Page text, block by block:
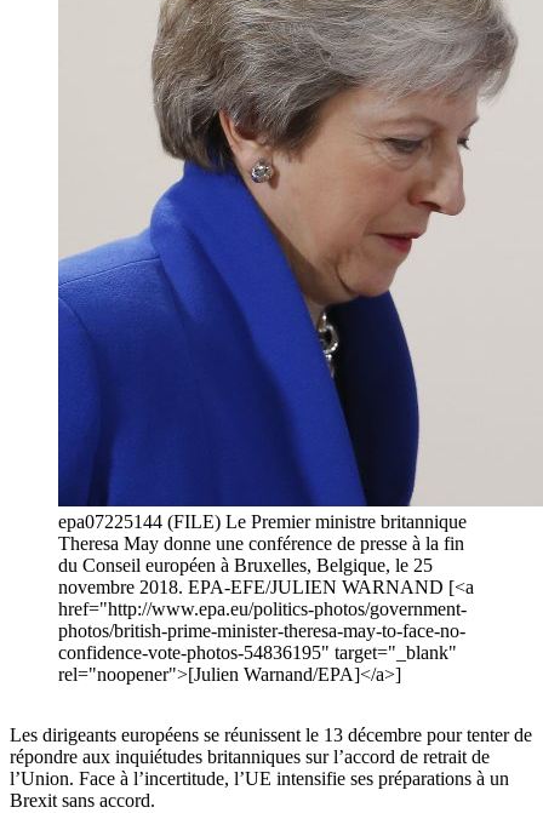
epa07225144 (FILE) Le Premier ministre britannique
Theresa May donne une conférence de presse à la fin
du Conseil européen à Bruxelles, Belgique, le 25
novembre 2018. EPA-EFE/JULIEN WARNAND [<a
href="http://www.epa.eu/politics-photos/government-
photos/british-prime-minister-theresa-may-to-face-no-
confidence-vote-photos-54836195" target="_blank"
rel="noopener">[Julien Warnand/EPA]</a>]
Les dirigeants européens se réunissent le 13 décembre pour tenter de
répondre aux inquiétudes britanniques sur l’accord de retrait de
l’Union. Face à l’incertitude, l’UE intensifie ses préparations à un
Brexit sans accord.